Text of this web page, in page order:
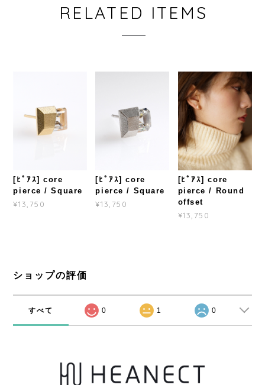
RELATED ITEMS
[ﾋﾟｱｽ] core
pierce / Square
¥13,750
[ﾋﾟｱｽ] core
pierce / Square
¥13,750
[ﾋﾟｱｽ] core
pierce / Round
offset
¥13,750
ショップの評価
すべて 0 1 0